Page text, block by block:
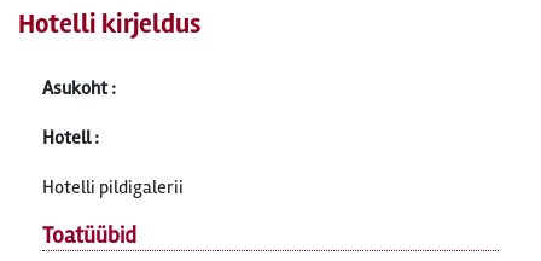
Hotelli kirjeldus
Asukoht :
Hotell :
Hotelli pildigalerii
Toatüübid